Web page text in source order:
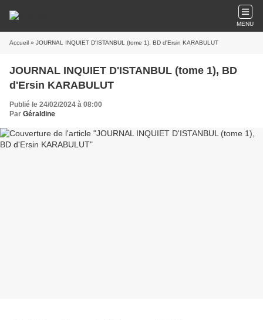
MENU
Accueil » JOURNAL INQUIET D'ISTANBUL (tome 1), BD d'Ersin KARABULUT
JOURNAL INQUIET D'ISTANBUL (tome 1), BD
d'Ersin KARABULUT
Publié le 24/02/2024 à 08:00
Par Géraldine